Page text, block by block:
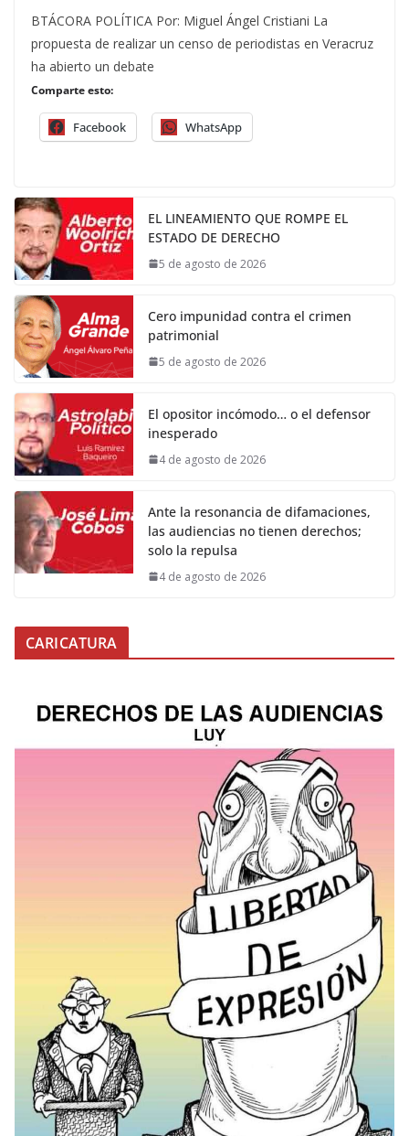
BTÁCORA POLÍTICA Por: Miguel Ángel Cristiani La
propuesta de realizar un censo de periodistas en Veracruz
ha abierto un debate
Comparte esto:
Facebook WhatsApp
EL LINEAMIENTO QUE ROMPE EL
ESTADO DE DERECHO
5 de agosto de 2026
Cero impunidad contra el crimen
patrimonial
5 de agosto de 2026
El opositor incómodo… o el defensor
inesperado
4 de agosto de 2026
Ante la resonancia de difamaciones,
las audiencias no tienen derechos;
solo la repulsa
4 de agosto de 2026
CARICATURA